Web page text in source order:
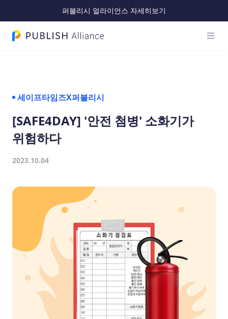
퍼블리시 얼라이언스 자세히보기
PUBLISH Alliance 로고 메인
세이프타임즈X퍼블리시
[SAFE4DAY] '안전 첨병' 소화기가
위험하다
2023.10.04